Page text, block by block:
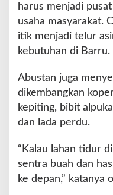
harus menjadi
usaha masyarakat.
itik menjadi telur
kebutuhan di Barru.
Abustan juga
dikembangkan
kepiting, bibit
dan lada perdu.
“Kalau lahan tidur
sentra buah dan
ke depan,” katanya